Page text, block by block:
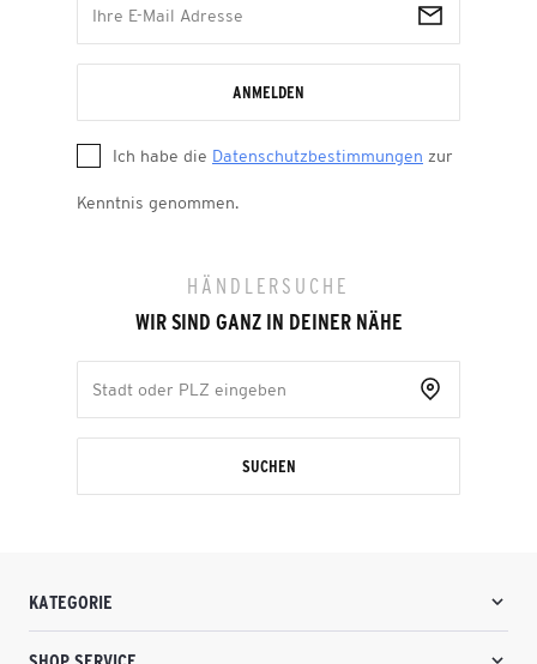
ANMELDEN
Ich habe die Datenschutzbestimmungen zur
Kenntnis genommen.
HÄNDLERSUCHE
WIR SIND GANZ IN DEINER NÄHE
SUCHEN
KATEGORIE